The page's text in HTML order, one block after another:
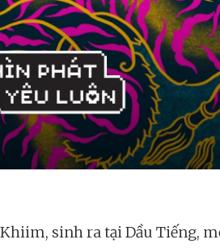
sinh ra tại Dầu Tiếng,